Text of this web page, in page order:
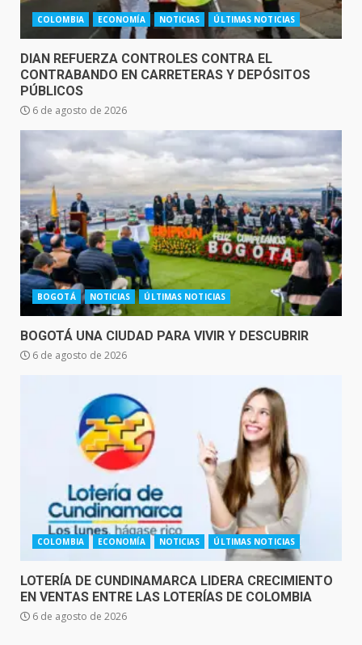
COLOMBIA ECONOMÍA NOTICIAS ÚLTIMAS NOTICIAS
DIAN REFUERZA CONTROLES CONTRA EL
CONTRABANDO EN CARRETERAS Y DEPÓSITOS
PÚBLICOS
6 de agosto de 2026
BOGOTÁ NOTICIAS ÚLTIMAS NOTICIAS
BOGOTÁ UNA CIUDAD PARA VIVIR Y DESCUBRIR
6 de agosto de 2026
COLOMBIA ECONOMÍA NOTICIAS ÚLTIMAS NOTICIAS
LOTERÍA DE CUNDINAMARCA LIDERA CRECIMIENTO
EN VENTAS ENTRE LAS LOTERÍAS DE COLOMBIA
6 de agosto de 2026